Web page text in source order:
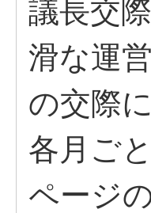
議長交
滑な運
の交際
各月ご
ページ